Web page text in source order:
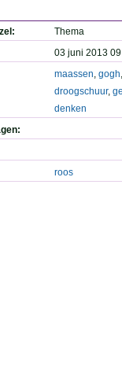
Thema
03 juni 2013
maassen, gogh,
droogschuur,
denken
roos